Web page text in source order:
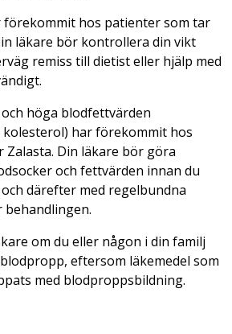
hos patienter som tar
läkare bör kontrollera din vikt
remiss till dietist eller hjälp med
höga blodfettvärden
har förekommit hos
Zalasta. Din läkare bör göra
och fettvärden innan du
därefter med regelbundna
behandlingen.
om du eller någon i din familj
eftersom läkemedel som
med blodproppsbildning.